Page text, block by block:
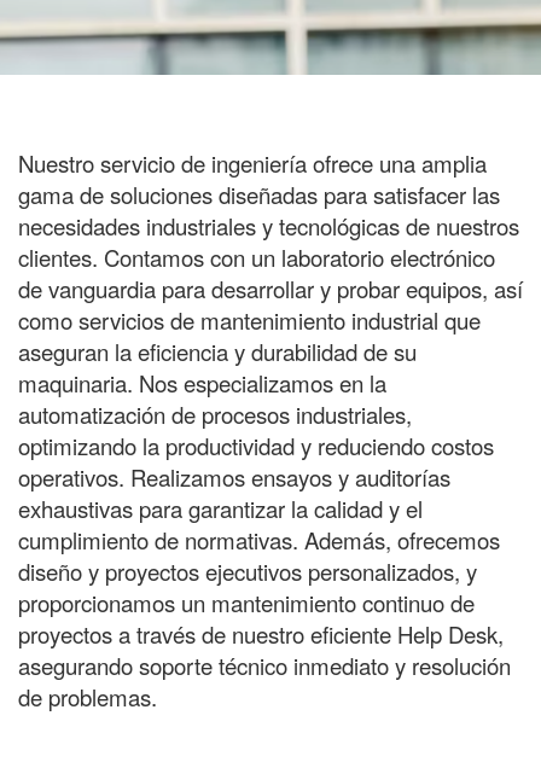
Nuestro servicio de ingeniería ofrece una amplia
gama de soluciones diseñadas para satisfacer las
necesidades industriales y tecnológicas de nuestros
clientes. Contamos con un laboratorio electrónico
de vanguardia para desarrollar y probar equipos, así
como servicios de mantenimiento industrial que
aseguran la eficiencia y durabilidad de su
maquinaria. Nos especializamos en la
automatización de procesos industriales,
optimizando la productividad y reduciendo costos
operativos. Realizamos ensayos y auditorías
exhaustivas para garantizar la calidad y el
cumplimiento de normativas. Además, ofrecemos
diseño y proyectos ejecutivos personalizados, y
proporcionamos un mantenimiento continuo de
proyectos a través de nuestro eficiente Help Desk,
asegurando soporte técnico inmediato y resolución
de problemas.